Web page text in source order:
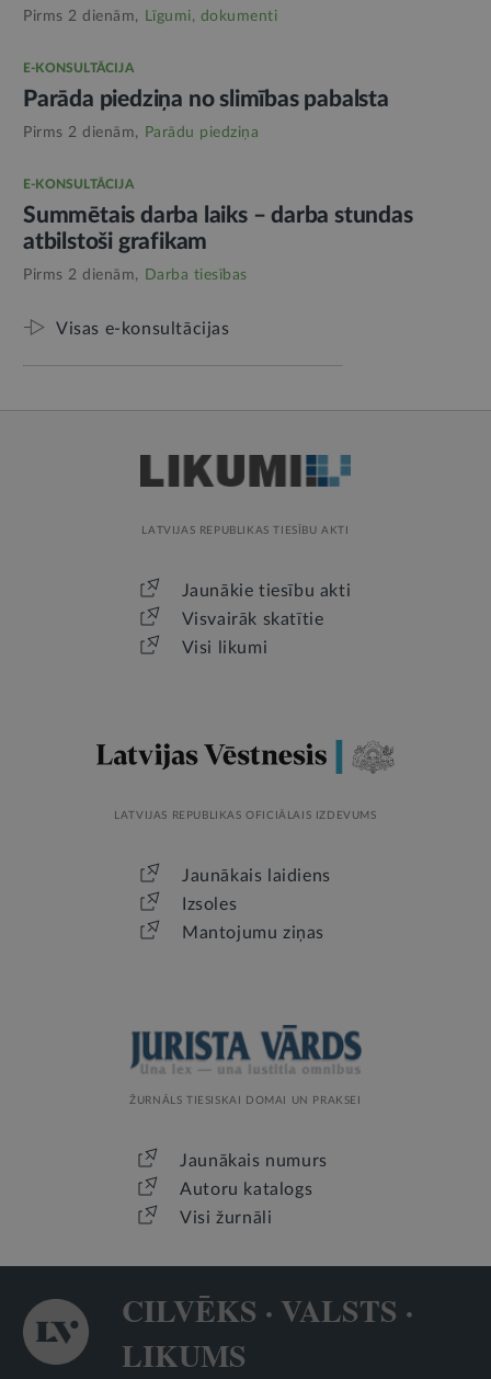
Pirms 2 dienām, Līgumi, dokumenti
E-KONSULTĀCIJA
Parāda piedziņa no slimības pabalsta
Pirms 2 dienām, Parādu piedziņa
E-KONSULTĀCIJA
Summētais darba laiks – darba stundas
atbilstoši grafikam
Pirms 2 dienām, Darba tiesības
Visas e-konsultācijas
LATVIJAS REPUBLIKAS TIESĪBU AKTI
Jaunākie tiesību akti
Visvairāk skatītie
Visi likumi
LATVIJAS REPUBLIKAS OFICIĀLAIS IZDEVUMS
Jaunākais laidiens
Izsoles
Mantojumu ziņas
ŽURNĀLS TIESISKAI DOMAI UN PRAKSEI
Jaunākais numurs
Autoru katalogs
Visi žurnāli
CILVĒKS · VALSTS ·
LIKUMS